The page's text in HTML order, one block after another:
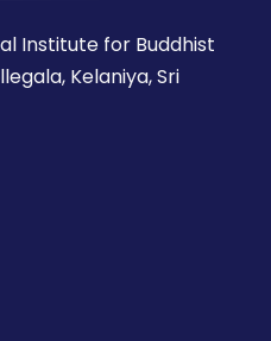
Institute for Buddhist
Kelaniya, Sri